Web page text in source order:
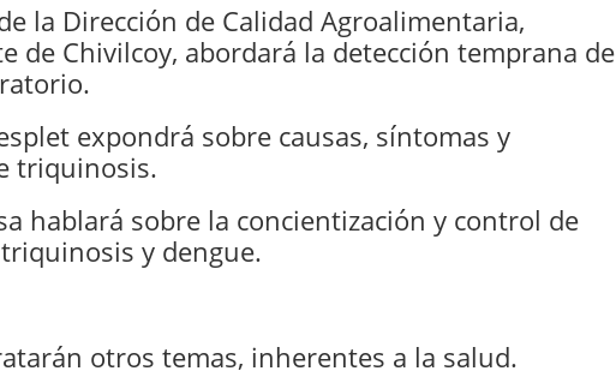
la Dirección de Calidad Agroalimentaria,
de Chivilcoy, abordará la detección temprana de
expondrá sobre causas, síntomas y
triquinosis.
hablará sobre la concientización y control de
y dengue.
otros temas, inherentes a la salud.